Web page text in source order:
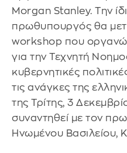
Morgan Stanley. Την
πρωθυπουργός θα
workshop που
για την Τεχνητή
κυβερνητικές
τις ανάγκες της
της Τρίτης, 3
συναντηθεί με τον
Ηνωμένου Βασιλείου,